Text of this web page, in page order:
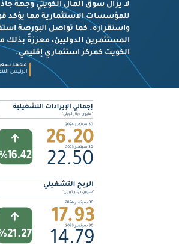
لا يزال سوق المال الكويتي وجهة
للمؤسسات الاستثمارية مما يؤكد
واستقراره. كما تواصل البورصة
المستثمرين الدوليين، معززةً بذلك
الكويت كمركز استثماري إقليمي.
محمد
الرئيس